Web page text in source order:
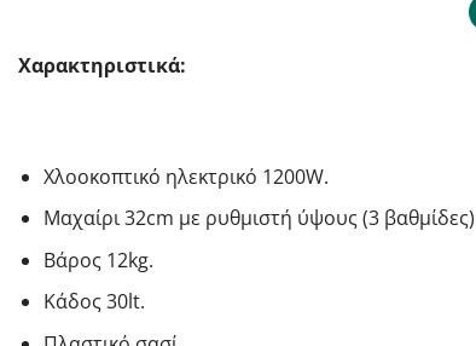
Χαρακτηριστικά:
Χλοοκοπτικό ηλεκτρικό 1200W.
Μαχαίρι 32cm με ρυθμιστή ύψους (3
Βάρος 12kg.
Κάδος 30lt.